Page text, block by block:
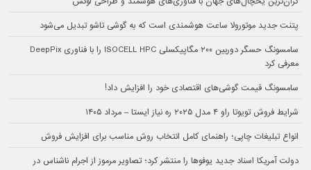
پتنت جدید موتورولا ساعت هوشمندی است که به گوشی تاشو تبدیل می‌شود
سامسونگ حسگر دوربین ۲۰۰ مگاپیکسلی ISOCELL HPC را با فناوری DeepPix
معرفی کرد
سامسونگ قیمت گوشی‌های اقتصادی خود را افزایش داد!
شرایط فروش تویوتا راو ۴ مدل ۲۰۲۵ ره نیاز ایستا – مرداد ۱۴۰۵
انواع تبلیغات چاپی؛ راهنمای کامل انتخاب روش مناسب برای افزایش فروش
دولت آمریکا اسناد جدید یوفوها را منتشر کرد؛ تصاویر مرموز از اجرام ناشناس در